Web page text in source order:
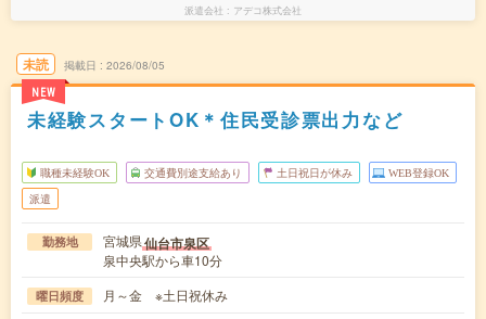
派遣会社 アデコ株式会社
未読
NEW
掲載日 2026/08/05
未経験スタートOK＊住民受診票出力など
職種未経験OK 交通費別途支給あり 土日祝日が休み WEB登録OK
派遣
勤務地 宮城県仙台市泉区
泉中央駅から車10分
曜日頻度 月～金 ※土日祝休み